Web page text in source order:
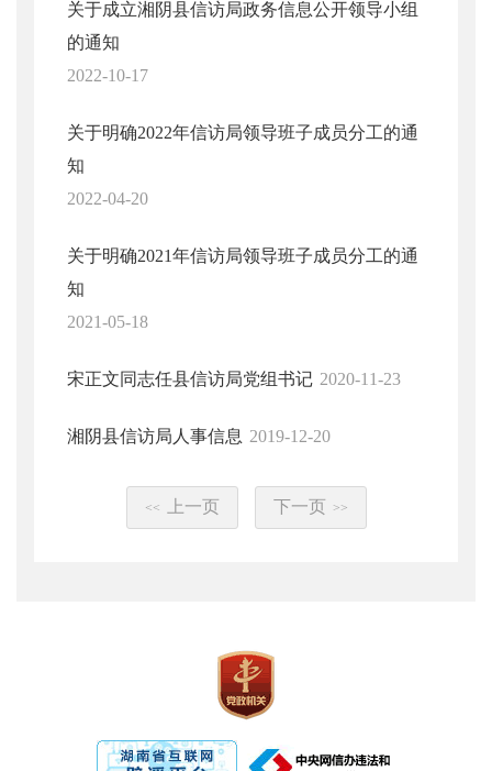
关于成立湘阴县信访局政务信息公开领导小组
的通知
2022-10-17
关于明确2022年信访局领导班子成员分工的通
知
2022-04-20
关于明确2021年信访局领导班子成员分工的通
知
2021-05-18
宋正文同志任县信访局党组书记 2020-11-23
湘阴县信访局人事信息 2019-12-20
<< 上一页 下一页 >>